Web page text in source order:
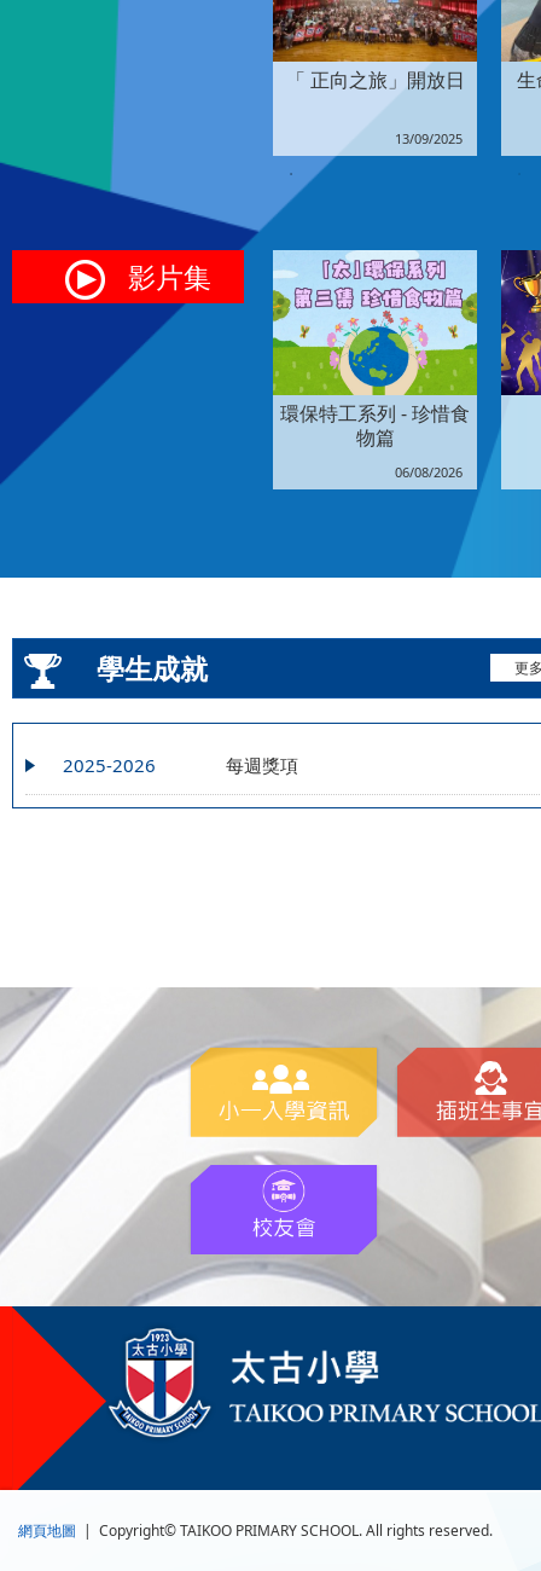
「 正向之旅」開放日
13/09/2025
生
影片集
環保特工系列 - 珍惜食
物篇
06/08/2026
更
學生成就
2025-2026 每週獎項
網頁地圖 | Copyright© TAIKOO PRIMARY SCHOOL. All rights reserved.